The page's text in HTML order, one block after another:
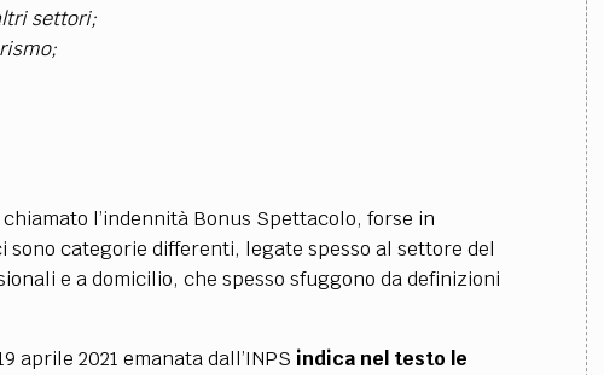
settori;
l’indennità Bonus Spettacolo, forse in
categorie differenti, legate spesso al settore del
e a domicilio, che spesso sfuggono da definizioni
aprile 2021 emanata dall’INPS indica nel testo le